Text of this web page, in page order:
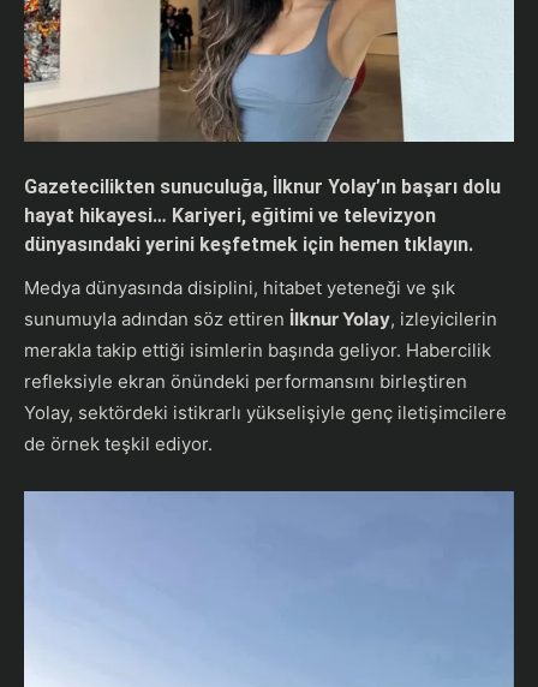
Gazetecilikten sunuculuğa, İlknur Yolay’ın başarı dolu
hayat hikayesi… Kariyeri, eğitimi ve televizyon
dünyasındaki yerini keşfetmek için hemen tıklayın.
Medya dünyasında disiplini, hitabet yeteneği ve şık
sunumuyla adından söz ettiren İlknur Yolay, izleyicilerin
merakla takip ettiği isimlerin başında geliyor. Habercilik
refleksiyle ekran önündeki performansını birleştiren
Yolay, sektördeki istikrarlı yükselişiyle genç iletişimcilere
de örnek teşkil ediyor.